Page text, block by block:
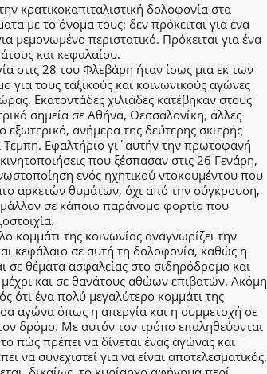
κρατικοκαπιταλιστική δολοφονία στα
με το όνομα τους: δεν πρόκειται για ένα
μεμονωμένο περιστατικό. Πρόκειται για ένα
και κεφαλαίου.
στις 28 του Φλεβάρη ήταν ίσως μια εκ των
τους ταξικούς και κοινωνικούς αγώνες
Εκατοντάδες χιλιάδες κατέβηκαν στους
σημεία σε Αθήνα, Θεσσαλονίκη, άλλες
εξωτερικό, ανήμερα της δεύτερης σκιερής
Τέμπη. Εφαλτήριο γι΄αυτήν την πρωτοφανή
που ξέσπασαν στις 26 Γενάρη,
ενός ηχητικού ντοκουμέντου που
αρκετών θυμάτων, όχι από την σύγκρουση,
σε κάποιο παράνομο φορτίο που
κομμάτι της κοινωνίας αναγνωρίζει την
κεφάλαιο σε αυτή τη δολοφονία, καθώς η
σε θέματα ασφαλείας στο σιδηρόδρομο και
μέχρι και σε θανάτους αθώων επιβατών. Ακόμη
ότι ένα πολύ μεγαλύτερο κομμάτι της
αγώνα όπως η απεργία και η συμμετοχή σε
δρόμο. Με αυτόν τον τρόπο επαληθεύονται
πώς πρέπει να δίνεται ένας αγώνας και
να συνεχιστεί για να είναι αποτελεσματικός.